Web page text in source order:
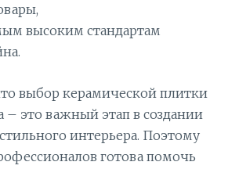
высоким стандартам
выбор керамической плитки
– это важный этап в создании
интерьера. Поэтому
готова помочь